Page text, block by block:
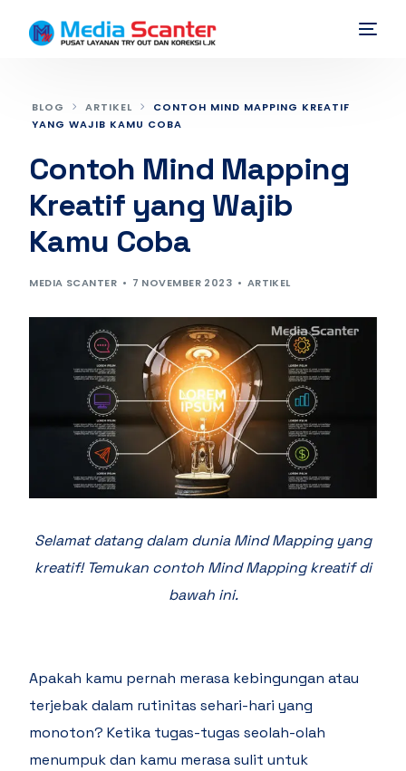
BLOG ARTIKEL
CONTOH MIND MAPPING KREATIF
YANG WAJIB KAMU COBA
Contoh Mind Mapping
Kreatif yang Wajib
Kamu Coba
MEDIA SCANTER 7 NOVEMBER 2023 ARTIKEL
Selamat datang dalam dunia Mind Mapping yang
kreatif! Temukan contoh Mind Mapping kreatif di
bawah ini.
Apakah kamu pernah merasa kebingungan atau
terjebak dalam rutinitas sehari-hari yang
monoton? Ketika tugas-tugas seolah-olah
menumpuk dan kamu merasa sulit untuk